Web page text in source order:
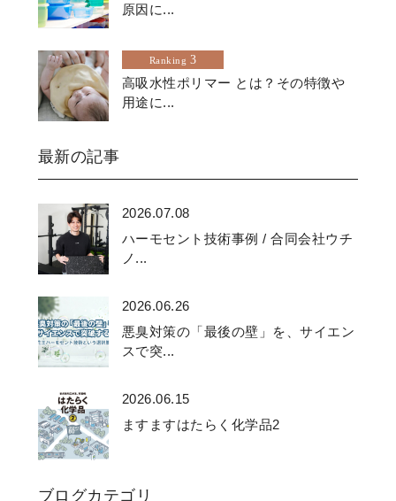
原因に...
Ranking 3
高吸水性ポリマー とは？その特徴や
用途に...
最新の記事
2026.07.08
ハーモセント技術事例 / 合同会社ウチ
ノ...
2026.06.26
悪臭対策の「最後の壁」を、サイエン
スで突...
2026.06.15
ますますはたらく化学品2
ブログカテゴリ